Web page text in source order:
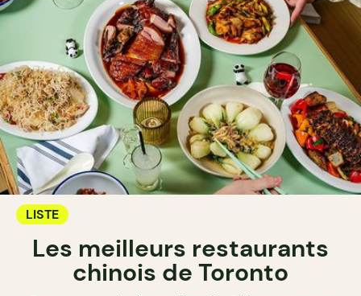
LISTE
Les meilleurs restaurants
chinois de Toronto